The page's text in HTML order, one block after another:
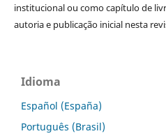
institucional ou como capítulo de
autoria e publicação inicial nesta
Idioma
Español (España)
Português (Brasil)